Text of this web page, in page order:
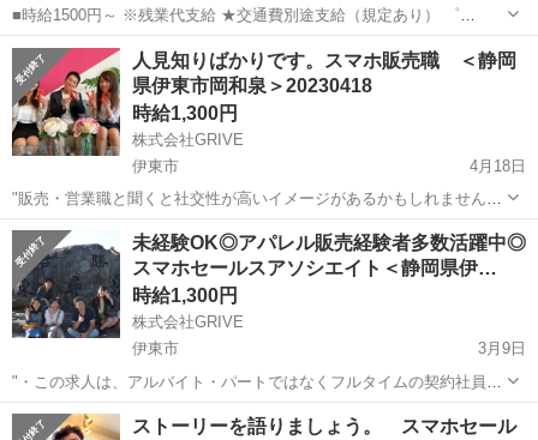
■時給1500円～ ※残業代支給 ★交通費別途支給（規定あり） ゜
+゜・。○。・゜+゜・。○。・゜+゜ 入社祝い金10万円支給(規定有) お
友達を紹介頂くと, インセンティブ支給(規定有) ★月2回払い・週払い
可能（規...
静岡 伊東市 携帯ショップ
人見知りばかりです。スマホ販売職 ＜静岡
県伊東市岡和泉＞20230418
時給1,300円
株式会社GRIVE
伊東市
4月18日
"販売・営業職と聞くと社交性が高いイメージがあるかもしれません
が、実はほとんどの販売員が人見知り出身者。『人見知りしなければ
よかった！と後悔した事は何度もあります...』そんな方にはピッタリ
かもしれません。 〈想定給与...
静岡 携帯ショップ チラシ
未経験OK◎アパレル販売経験者多数活躍中◎
スマホセールスアソシエイト＜静岡県伊…
時給1,300円
株式会社GRIVE
伊東市
3月9日
"・この求人は、アルバイト・パートではなくフルタイムの契約社員求
人です。 応募後に、履歴事項入力用のURLをお送り致しますのでご入
力ください。 ※履歴事項の入力で履歴書不要となります。 【内容】
静岡 伊東市 携帯ショップ
ストーリーを語りましょう。 スマホセール